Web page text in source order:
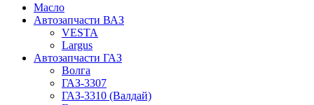
Масло
Автозапчасти ВАЗ
VESTA
Largus
Автозапчасти ГАЗ
Волга
ГАЗ-3307
ГАЗ-3310 (Валдай)